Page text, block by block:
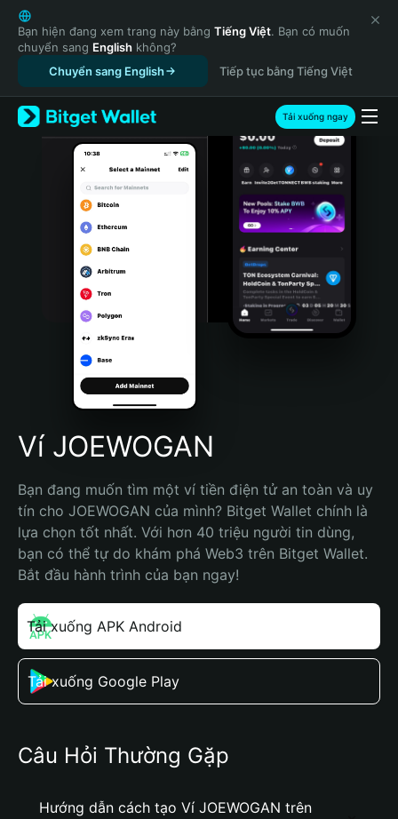
English
日本語
Tiếng Việt
Русский
Español (Latinoamérica)
Türkçe
Italiano
Português (Portugal)
Bahasa Indonesia
Português (Brasil)
Español (Argentina)
Bạn hiện đang xem trang này bằng Tiếng Việt. Bạn có muốn
chuyển sang English không?
Chuyển sang English
Tiếp tục bằng Tiếng Việt
Tải xuống ngay
Ví JOEWOGAN
Bạn đang muốn tìm một ví tiền điện tử an toàn và uy
tín cho JOEWOGAN của mình? Bitget Wallet chính là
lựa chọn tốt nhất. Với hơn 40 triệu người tin dùng,
bạn có thể tự do khám phá Web3 trên Bitget Wallet.
Bắt đầu hành trình của bạn ngay!
Tải xuống APK Android
Tải xuống Google Play
Câu Hỏi Thường Gặp
Hướng dẫn cách tạo Ví JOEWOGAN trên